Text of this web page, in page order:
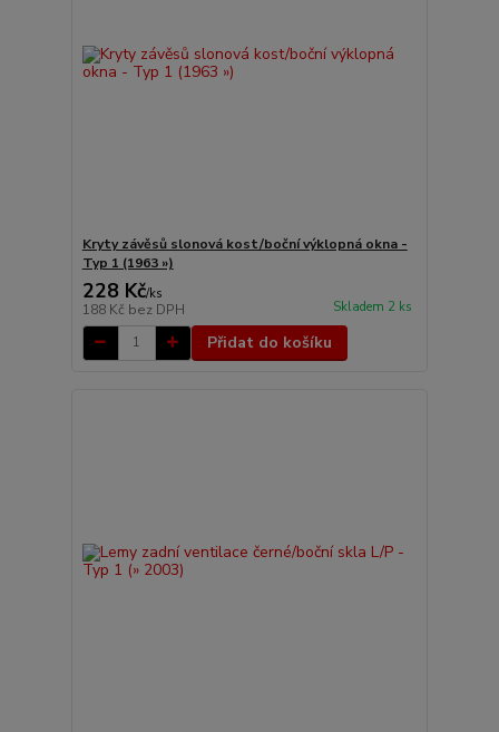
Kryty závěsů slonová kost/boční výklopná okna -
Typ 1 (1963 »)
228 Kč/ks
188 Kč bez DPH Skladem 2 ks
Přidat do košíku